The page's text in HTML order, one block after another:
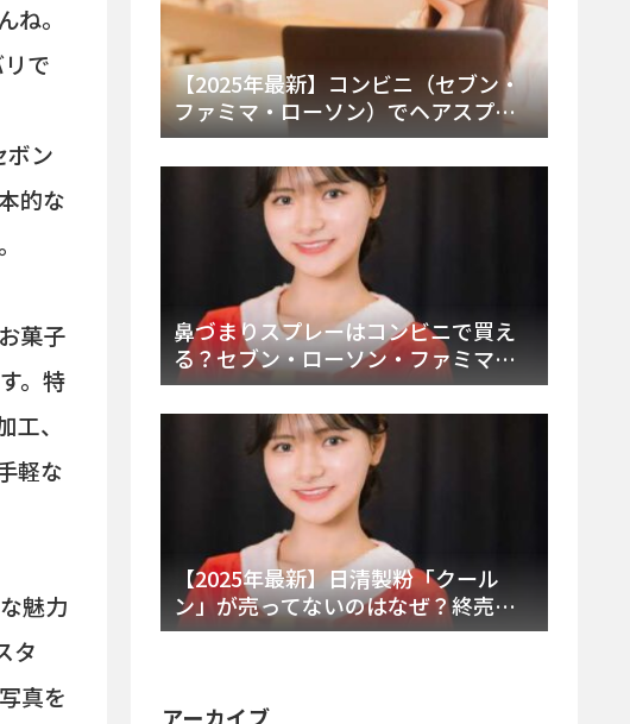
ね。
で
ボン
的な
菓子
。特
、
軽な
魅力
タ
真を
【2025年最新】コンビニ（セブン・
ファミマ・ローソン）でヘアスプレ
ーは売ってる？販売場所と買える種
類・値段を徹底調査！
鼻づまりスプレーはコンビニで買え
る？セブン・ローソン・ファミマの
販売時間と主要製品を徹底解説
【2025年最新】日清製粉「クール
ン」が売ってないのはなぜ？終売の
真相とレアチーズケーキ代替品・再
アーカイブ